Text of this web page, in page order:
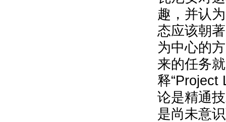
趣，并认
态应该朝
为中心的
来的任务
释“Project
论是精通
是尚未意